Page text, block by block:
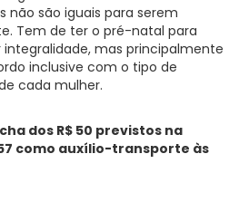
não são iguais para serem
Tem de ter o pré-natal para
mas principalmente
inclusive com o tipo de
cada mulher.
dos R$ 50 previstos na
como auxílio-transporte às